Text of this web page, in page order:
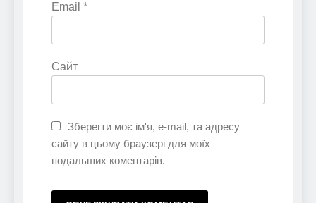
Email *
Сайт
Зберегти моє ім'я, e-mail, та адресу
сайту в цьому браузері для моїх
подальших коментарів.